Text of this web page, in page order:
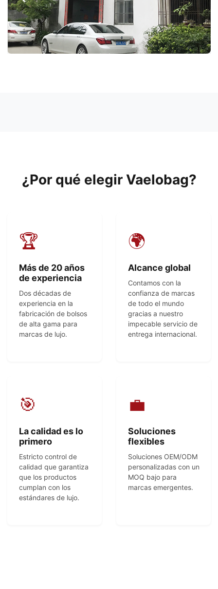
¿Por qué elegir Vaelobag?
🏆
Más de 20 años
de experiencia
Dos décadas de
experiencia en la
fabricación de bolsos
de alta gama para
marcas de lujo.
🌍
Alcance global
Contamos con la
confianza de marcas
de todo el mundo
gracias a nuestro
impecable servicio de
entrega internacional.
🎯
La calidad es lo
primero
Estricto control de
calidad que garantiza
que los productos
cumplan con los
estándares de lujo.
💼
Soluciones
flexibles
Soluciones OEM/ODM
personalizadas con un
MOQ bajo para
marcas emergentes.